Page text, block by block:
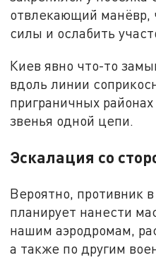
отвлекающий манёвр,
силы и ослабить
Киев явно что-то
вдоль линии
приграничных
звенья одной цепи.
Эскалация со
Вероятно, противник
планирует нанести
нашим аэродромам,
а также по другим